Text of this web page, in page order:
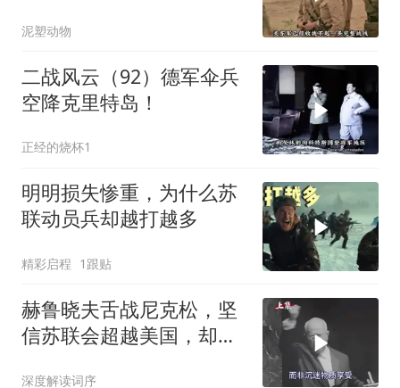
泥塑动物
二战风云（92）德军伞兵
空降克里特岛！
正经的烧杯1
明明损失惨重，为什么苏
联动员兵却越打越多
精彩启程 1跟贴
赫鲁晓夫舌战尼克松，坚
信苏联会超越美国，却被
深度解读词序